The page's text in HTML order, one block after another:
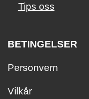
Tips oss
BETINGELSER
Personvern
Vilkår